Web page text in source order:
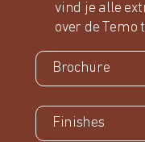
vind je alle
over de Temo
Brochure
Finishes